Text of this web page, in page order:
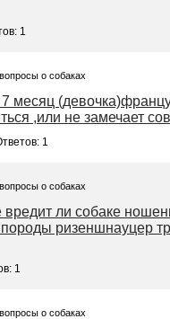
1
о собаках
,или не замечает
1
о собаках
ли собаке
ризеншнауцер
1
о собаках